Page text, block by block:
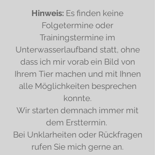
Hinweis: Es finden keine
Folgetermine oder
Trainingstermine im
Unterwasserlaufband statt, ohne
dass ich mir vorab ein Bild von
Ihrem Tier machen und mit Ihnen
alle Möglichkeiten besprechen
konnte.
Wir starten demnach immer mit
dem Ersttermin.
Bei Unklarheiten oder Rückfragen
rufen Sie mich gerne an.